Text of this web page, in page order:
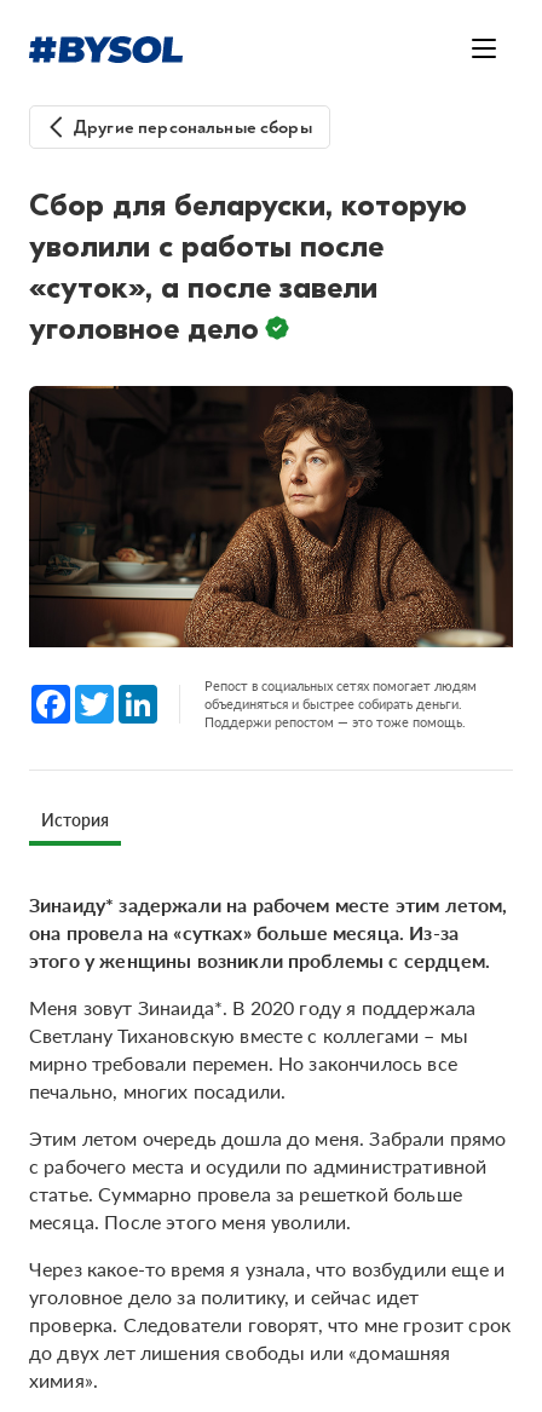
Другие персональные сборы
Сбор для беларуски, которую
уволили с работы после
«суток», а после завели
уголовное дело
Facebook
Twitter LinkedInРепост в социальных сетях помогает людям
объединяться и быстрее собирать деньги.
Поддержи репостом — это тоже помощь.
История
Зинаиду* задержали на рабочем месте этим летом,
она провела на «сутках» больше месяца. Из-за
этого у женщины возникли проблемы с сердцем.
Меня зовут Зинаида*. В 2020 году я поддержала
Светлану Тихановскую вместе с коллегами – мы
мирно требовали перемен. Но закончилось все
печально, многих посадили.
Этим летом очередь дошла до меня. Забрали прямо
с рабочего места и осудили по административной
статье. Суммарно провела за решеткой больше
месяца. После этого меня уволили.
Через какое-то время я узнала, что возбудили еще и
уголовное дело за политику, и сейчас идет
проверка. Следователи говорят, что мне грозит срок
до двух лет лишения свободы или «домашняя
химия».